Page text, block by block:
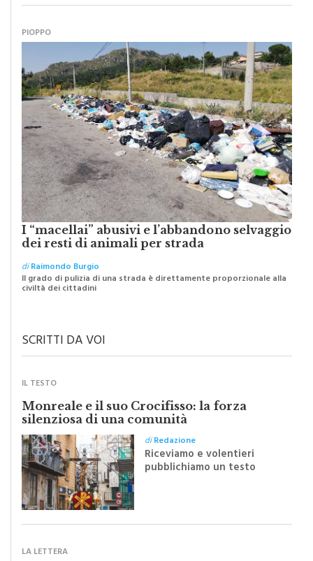
PIOPPO
I “macellai” abusivi e l’abbandono selvaggio
dei resti di animali per strada
diRaimondo Burgio
Il grado di pulizia di una strada è direttamente proporzionale alla
civiltà dei cittadini
SCRITTI DA VOI
IL TESTO
Monreale e il suo Crocifisso: la forza
silenziosa di una comunità
diRedazione
Riceviamo e volentieri
pubblichiamo un testo
Festa del Santissimo
LA LETTERA